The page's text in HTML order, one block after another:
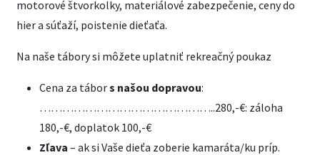
motorové štvorkolky, materiálové zabezpečenie, ceny do
hier a súťaží, poistenie dieťaťa.
Na naše tábory si môžete uplatniť rekreačný poukaz
Cena za tábors našou dopravou:
………………………………………..280,-€: záloha
180,-€, doplatok 100,-€
Zľava – ak si Vaše dieťa zoberie kamaráta/ku príp.